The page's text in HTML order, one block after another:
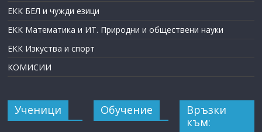
ЕКК БЕЛ и чужди езици
ЕКК Математика и ИТ. Природни и обществени науки
ЕКК Изкуства и спорт
КОМИСИИ
Ученици Обучение
Връзки
към: